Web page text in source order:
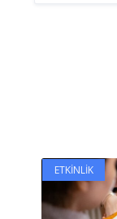
ETKINLIK